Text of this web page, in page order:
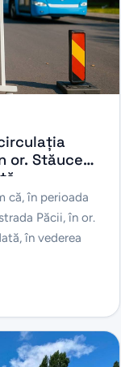
or. Stăuceni
că, în perioada
Păcii, în or.
în vederea